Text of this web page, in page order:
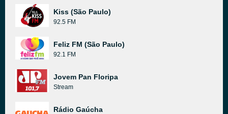
Kiss (São Paulo)
92.5 FM
Feliz FM (São Paulo)
92.1 FM
Jovem Pan Floripa
Stream
Rádio Gaúcha